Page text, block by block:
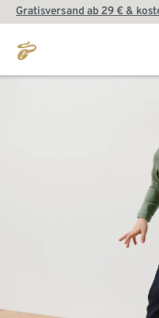
Gratisversand ab 29 € &